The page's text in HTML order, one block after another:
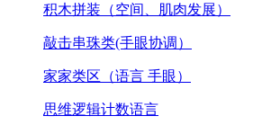
积木拼装（空间、肌肉发展）
敲击串珠类(手眼协调）
家家类区（语言 手眼）
思维逻辑计数语言